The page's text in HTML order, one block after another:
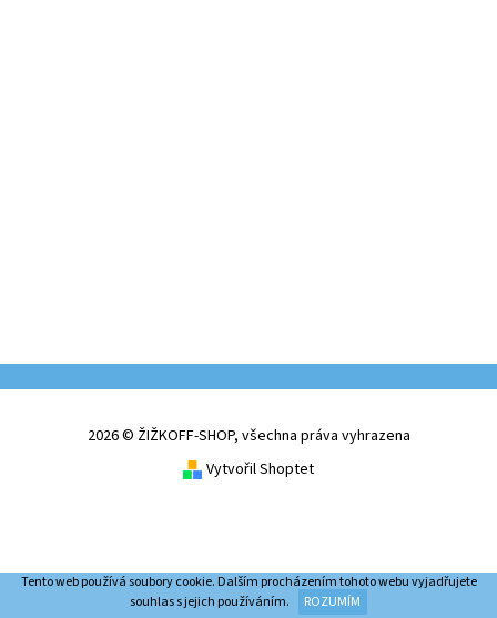
2026 © ŽIŽKOFF-SHOP, všechna práva vyhrazena
Vytvořil Shoptet
Tento web používá soubory cookie. Dalším procházením tohoto webu vyjadřujete
souhlas s jejich používáním.
ROZUMÍM